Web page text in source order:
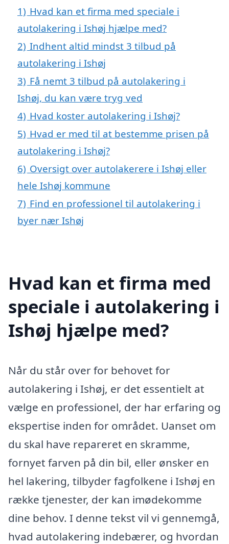
1) Hvad kan et firma med speciale i
autolakering i Ishøj hjælpe med?
2) Indhent altid mindst 3 tilbud på
autolakering i Ishøj
3) Få nemt 3 tilbud på autolakering i
Ishøj, du kan være tryg ved
4) Hvad koster autolakering i Ishøj?
5) Hvad er med til at bestemme prisen på
autolakering i Ishøj?
6) Oversigt over autolakerere i Ishøj eller
hele Ishøj kommune
7) Find en professionel til autolakering i
byer nær Ishøj
Hvad kan et firma med
speciale i autolakering i
Ishøj hjælpe med?
Når du står over for behovet for
autolakering i Ishøj, er det essentielt at
vælge en professionel, der har erfaring og
ekspertise inden for området. Uanset om
du skal have repareret en skramme,
fornyet farven på din bil, eller ønsker en
hel lakering, tilbyder fagfolkene i Ishøj en
række tjenester, der kan imødekomme
dine behov. I denne tekst vil vi gennemgå,
hvad autolakering indebærer, og hvordan